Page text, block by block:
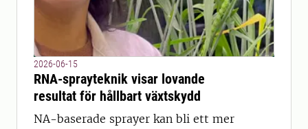
2026-06-15
RNA-sprayteknik visar lovande
resultat för hållbart växtskydd
NA-baserade sprayer kan bli ett mer